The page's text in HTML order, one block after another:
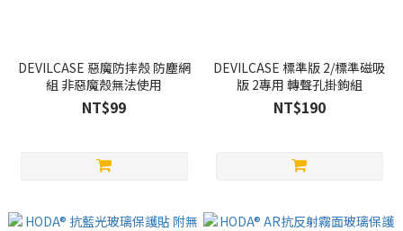
DEVILCASE 惡魔防摔殼 防塵網
組 非惡魔殼無法使用
NT$99
DEVILCASE 標準版 2/標準磁吸
版 2專用 轉聲孔掛鉤組
NT$190